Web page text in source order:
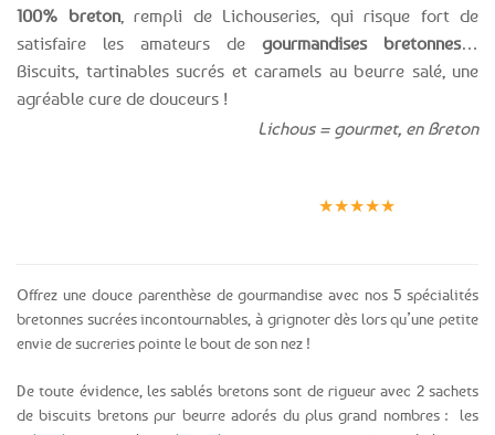
100% breton, rempli de Lichouseries, qui risque fort de
satisfaire les amateurs de gourmandises bretonnes…
Biscuits, tartinables sucrés et caramels au beurre salé, une
agréable cure de douceurs !
Lichous = gourmet, en Breton
★★★★★
Offrez une douce parenthèse de gourmandise avec nos 5 spécialités
bretonnes sucrées incontournables, à grignoter dès lors qu’une petite
envie de sucreries pointe le bout de son nez !
De toute évidence, les sablés bretons sont de rigueur avec 2 sachets
de biscuits bretons pur beurre adorés du plus grand nombres : les